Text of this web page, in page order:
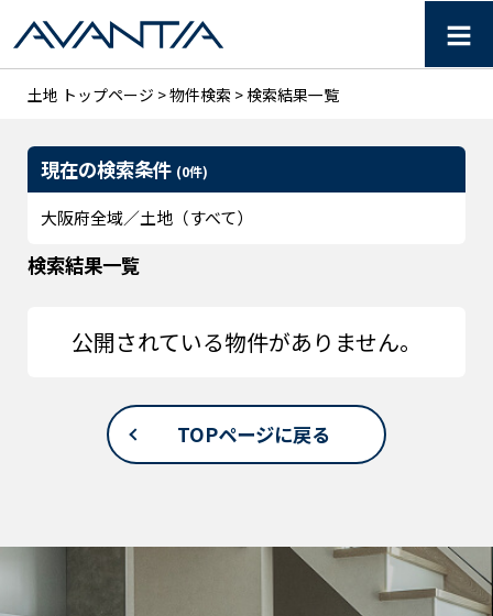
【AVANTIA】大阪府の土≡
土地 トップページ >物件検索 > 検索結果一覧
現在の検索条件 (0件)
大阪府全域／土地（すべて）
検索結果一覧
公開されている物件がありません。
TOPページに戻る